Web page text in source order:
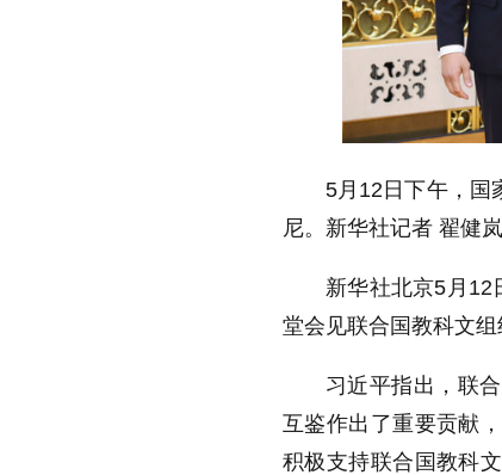
5月12日下午，国
尼。新华社记者 翟健
新华社北京5月12
堂会见联合国教科文组
习近平指出，联
互鉴作出了重要贡献
积极支持联合国教科